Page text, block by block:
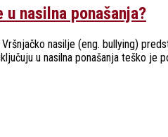
nasilna ponašanja?
nasilje (eng. bullying)
u nasilna ponašanja teško